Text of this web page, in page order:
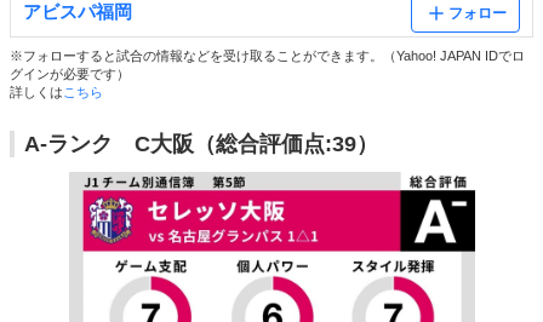
アビスパ福岡 フォロー
※フォローすると試合の情報などを受け取ることができます。（Yahoo! JAPAN IDでロ
グインが必要です）
詳しくは こちら
A-ランク C大阪（総合評価点:39）